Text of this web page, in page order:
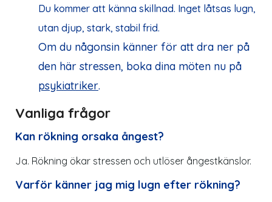
Du kommer att känna skillnad. Inget låtsas lugn,
utan djup, stark, stabil frid.
Om du någonsin känner för att dra ner på
den här stressen, boka dina möten nu på
psykiatriker.
Vanliga frågor
Kan rökning orsaka ångest?
Ja. Rökning ökar stressen och utlöser ångestkänslor.
Varför känner jag mig lugn efter rökning?